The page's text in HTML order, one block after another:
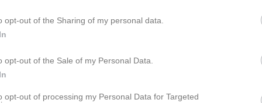
opt-out of the Sharing of my personal data.
opt-out of the Sale of my Personal Data.
opt-out of processing my Personal Data for Targeted